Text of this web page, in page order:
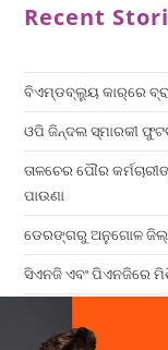
Recent
ବିଏମ୍‌ଡବ୍ଲ୍ୟୁ କାର୍‌ରେ
ଓପି ଜିନ୍ଦଲ ସ୍ମାରକୀ
ତାଳଚେର ପୌର
ପାଉଣା
ଡେରଙ୍ଗରୁ ଅନୁଗୋଳ
ସିଏନଜି ଏବଂ ପିଏନଜିରେ